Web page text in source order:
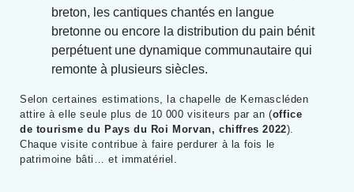
breton, les cantiques chantés en langue
bretonne ou encore la distribution du pain bénit
perpétuent une dynamique communautaire qui
remonte à plusieurs siècles.
Selon certaines estimations, la chapelle de Kernascléden
attire à elle seule plus de 10 000 visiteurs par an (office
de tourisme du Pays du Roi Morvan, chiffres 2022).
Chaque visite contribue à faire perdurer à la fois le
patrimoine bâti… et immatériel.